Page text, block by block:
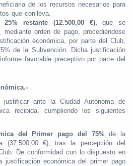
de los recursos necesarios para
que conlleva.
restante (12.500,00 €), que se
mediante orden de pago, procediéndose
económica, por parte del Club,
de la Subvención. Dicha justificación
favorable preceptivo por parte del
ante la Ciudad Autónoma de
recibida, cumpliendo los siguientes
del Primer pago del 75%de la
(37.500,00 €), tras la percepción del
De conformidad con lo dispuesto en
justificación económica del primer pago